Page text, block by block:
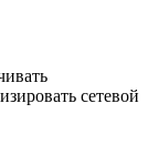
сетевой